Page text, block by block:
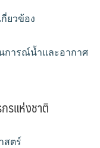
ยวข้อง
การณ์น้ำและอากาศ
รแห่งชาติ
สตร์